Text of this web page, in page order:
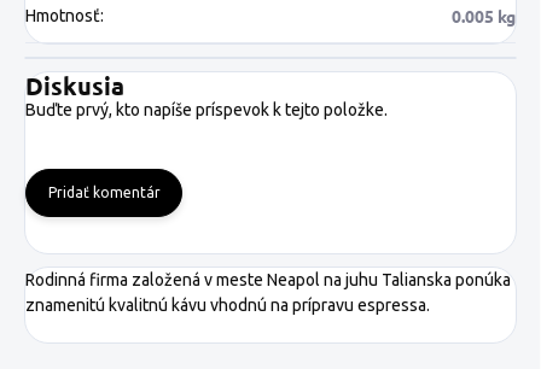
Hmotnosť: 0.005 kg
Diskusia
Buďte prvý, kto napíše príspevok k tejto položke.
Pridať komentár
Rodinná firma založená v meste Neapol na juhu Talianska ponúka
znamenitú kvalitnú kávu vhodnú na prípravu espressa.